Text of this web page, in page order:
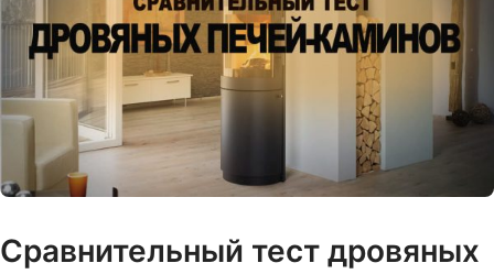
Сравнительный тест дровяных